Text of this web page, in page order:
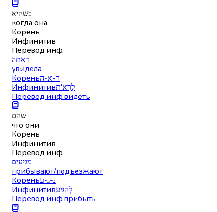
כשהיא
когда она
Корень
Инфинитив
Перевод инф.
ראתה
увидела
Кореньר-א-ה
Инфинитивלִרְאוֹת
Перевод инф.видеть
שהם
что они
Корень
Инфинитив
Перевод инф.
מגיעים
прибывают/подъезжают
Кореньנ-ג-ע
Инфинитивלְהַגִּיעַ
Перевод инф.прибыть